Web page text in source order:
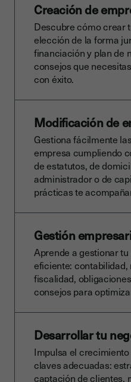
Creación de
Descubre cómo crear
elección de la forma
financiación y plan de
consejos que
con éxito.
Modificación de
Gestiona fácilmente
empresa cumpliendo
de estatutos, de
administrador o de
prácticas te
Gestión
Aprende a gestionar
eficiente:
fiscalidad,
consejos para
Desarrollar tu
Impulsa el
claves adecuadas:
captación de clientes,